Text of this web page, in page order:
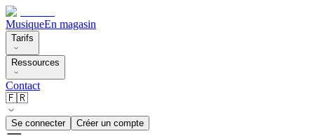
MusiqueEn magasin
Tarifs
Ressources
Contact
🇫🇷
Se connecter Créer un compte